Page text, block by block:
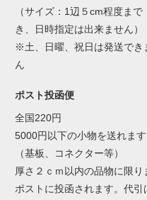
（サイズ：1辺５cm程度ま
き、日時指定は出来ません）
※土、日曜、祝日は発送でき
ん
ポスト投函便
全国220円
5000円以下の小物を送れます
（基板、コネクター等）
厚さ２ｃｍ以内の品物に限り
ポストに投函されます。代引